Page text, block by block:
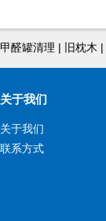
甲醛罐清理 | 旧枕木 |
关于我们
关于我们
联系方式